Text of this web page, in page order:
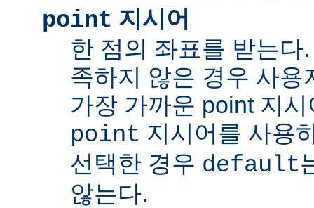
point 지시어
한 점의 좌표를 받는다
족하지 않은 경우 사용
가장 가까운 point 지
point 지시어를 사용
선택한 경우 default
않는다.